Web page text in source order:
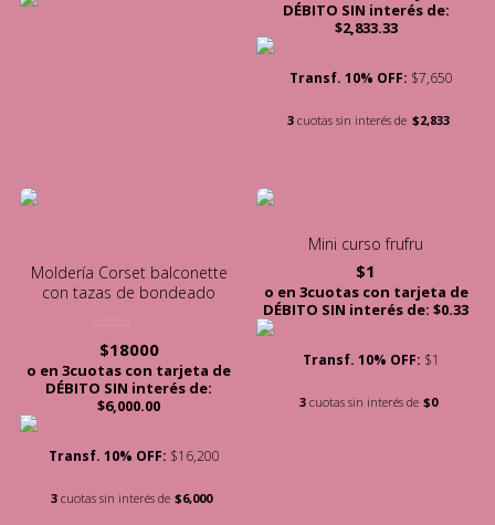
DÉBITO SIN interés de:
$2,833.33
Transf. 10% OFF: $7,650
3 cuotas sin interés de $2,833
Moldería Corset balconette
con tazas de bondeado
Valorado con
5.00
de 5
$18000
o en 3cuotas con tarjeta de
DÉBITO SIN interés de:
$6,000.00
Transf. 10% OFF: $16,200
3cuotas sin interés de $6,000
Mini curso frufru
$1
o en 3cuotas con tarjeta de
DÉBITO SIN interés de: $0.33
Transf. 10% OFF: $1
3cuotas sin interés de $0